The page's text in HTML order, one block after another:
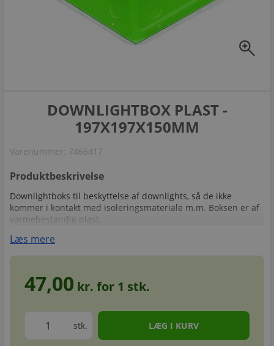
zoom_in
DOWNLIGHTBOX PLAST -
197X197X150MM
Varenummer: 7466417
Produktbeskrivelse
Downlightboks til beskyttelse af downlights, så de ikke
kommer i kontakt med isoleringsmateriale m.m. Boksen er af
varmebestandig plast.
Læs mere
47,00 kr. for 1 stk.
stk.